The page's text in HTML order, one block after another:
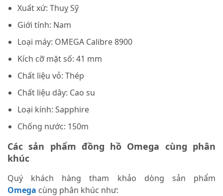
Xuất xứ: Thuỵ Sỹ
Giới tính: Nam
Loại máy: OMEGA Calibre 8900
Kích cỡ mặt số: 41 mm
Chất liệu vỏ: Thép
Chất liệu dây: Cao su
Loại kính: Sapphire
Chống nước: 150m
Các sản phẩm đồng hồ Omega cùng phân
khúc
Quý khách hàng tham khảo dòng sản phẩm
Omega cùng phân khúc như: